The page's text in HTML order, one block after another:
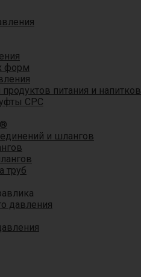
форм
питания и напитков
CPC
и шлангов
труб
давления